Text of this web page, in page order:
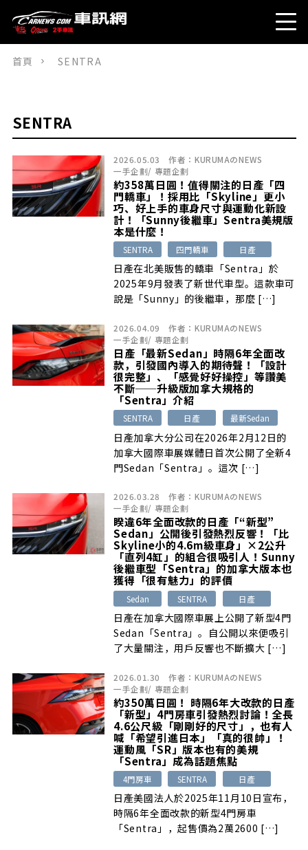
首頁 SENTRA
SENTRA
2026.05.03 作者： KURUMAのNEWS
一手企劃/ 專題企劃
約358萬日圓！值得關注的日產「四
門轎車」！採用比「Skyline」更小
巧、好上手的車身尺寸與運動化新設
計！「Sunny後繼車」Sentra美規版
本是什麼！
SENTRA 四門轎車 日產
日產在北美販售的轎車「Sentra」於
2025年9月發表了新世代車型。這款車可
說是「Sunny」的後繼車，那麼 […]
2026.04.09 作者： KURUMAのNEWS
一手企劃/ 專題企劃
日產「最新Sedan」時隔6年全面改
款，引發國內導入的期待聲！「設計
很完整」、「感覺好好操控」等讚美
不斷──升級版加拿大規格的
「Sentra」介紹
SENTRA 日產 最新Sedan
日產加拿大分公司在2026年2月12日的
加拿大國際車展媒體日首次公開了全新4
門Sedan「Sentra」。這次 […]
2026.03.28 作者： KURUMAのNEWS
一手企劃/ 專題企劃
睽違6年全面改款的日產「“新型”
Sedan」公開後引發熱烈反響！「比
Skyline小的4.6m級車身」×2公升
「直列4缸」的組合很吸引人！Sunny
後繼車型「Sentra」的加拿大版本也
獲得「很有魅力」的評價
Sedan SENTRA 日產
日產在加拿大國際車展上公開了新型4門
Sedan「Sentra」。自公開以來便吸引
了大量關注，用戶反響也不斷擴大 […]
2026.01.30 作者： KURUMAのNEWS
一手企劃/ 專題企劃
約350萬日圓！ 時隔6年大改款的日產
「新型」4門房車引發熱烈討論！全長
4.6公尺級「剛剛好的尺寸」，也有人
喊「希望引進日本」「真的很帥」！
運動風「SR」版本也有的美規
「Sentra」成為話題焦點
4門房車 SENTRA 日產
日產美國法人於2025年11月10日宣布，
時隔6年全面改款的新型4門房車
「Sentra」，起售價為2萬2600 […]